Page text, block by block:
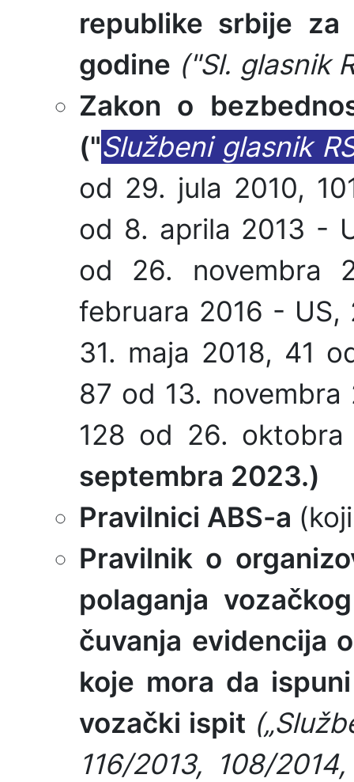
republike srbije
godine ("Sl. glasnik
Zakon o
("Službeni glasnik
od 29. jula 2010,
od 8. aprila 2013 -
od 26. novembra
februara 2016 -
31. maja 2018, 41
87 od 13.
128 od 26.
septembra 2023.)
Pravilnici ABS-a
Pravilnik o
polaganja
čuvanja evidencija
koje mora da
vozački ispit
116/2013, 108/